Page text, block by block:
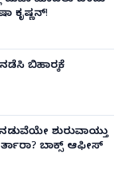
ಕೃಷ್ಣನ್!
ಬಿಹಾರಕ್ಕೆ
ಶುರುವಾಯ್ತು
ಬಾಕ್ಸ್ ಆಫೀಸ್